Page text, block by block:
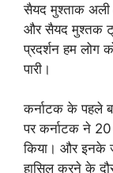
सैयद मुश्ताक
और सैयद मुश्तक
प्रदर्शन हम लोग
पारी।
कर्नाटक के पहले
पर कर्नाटक ने
किया। और इनके
हासिल करने के